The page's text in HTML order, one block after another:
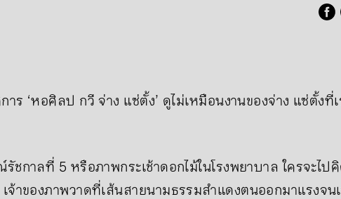
‘หอศิลป กวี จ่าง แซ่ตั้ง’ ดูไม่เหมือนงานของจ่าง แซ่ตั้งที่
กาลที่ 5 หรือภาพกระเช้าดอกไม้ในโรงพยาบาล ใครจะไป
าของภาพวาดที่เส้นสายนามธรรมสำแดงตนออกมาแรงจน